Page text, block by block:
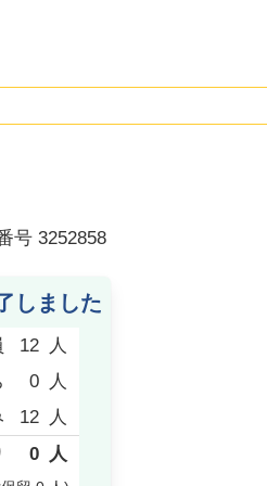
号 3252858
しました
12
人
0
人
12
人
0 人